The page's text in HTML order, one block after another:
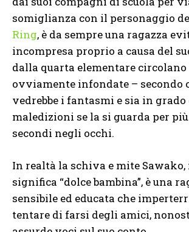
somiglianza con il personaggio
Ring, è da sempre una ragazza
incompresa proprio a causa del
dalla quarta elementare circolano
ovviamente infondate – secondo
vedrebbe i fantasmi e sia in
maledizioni se la si guarda per
secondi negli occhi.
In realtà la schiva e mite
significa “dolce bambina”, è una
sensibile ed educata che
tentare di farsi degli amici,